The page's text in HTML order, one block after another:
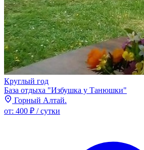
Круглый год
База отдыха "Избушка у Танюшки"
Горный Алтай.
от: 400 ₽ / сутки